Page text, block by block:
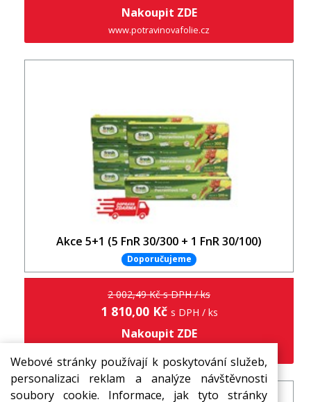
Webové stránky používají k poskytování služeb,
personalizaci reklam a analýze návštěvnosti
soubory cookie. Informace, jak tyto stránky
Nakoupit ZDE
www.potravinovafolie.cz
Akce 5+1 (5 FnR 30/300 + 1 FnR 30/100)
Doporučujeme
2 002,49 Kč s DPH / ks
1 810,00 Kč s DPH / ks
Nakoupit ZDE